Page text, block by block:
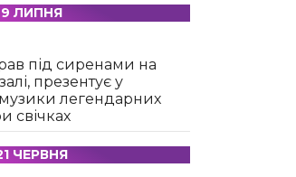
9 ЛИПНЯ
під сиренами на
презентує у
музики легендарних
свічках
ЧЕРВНЯ